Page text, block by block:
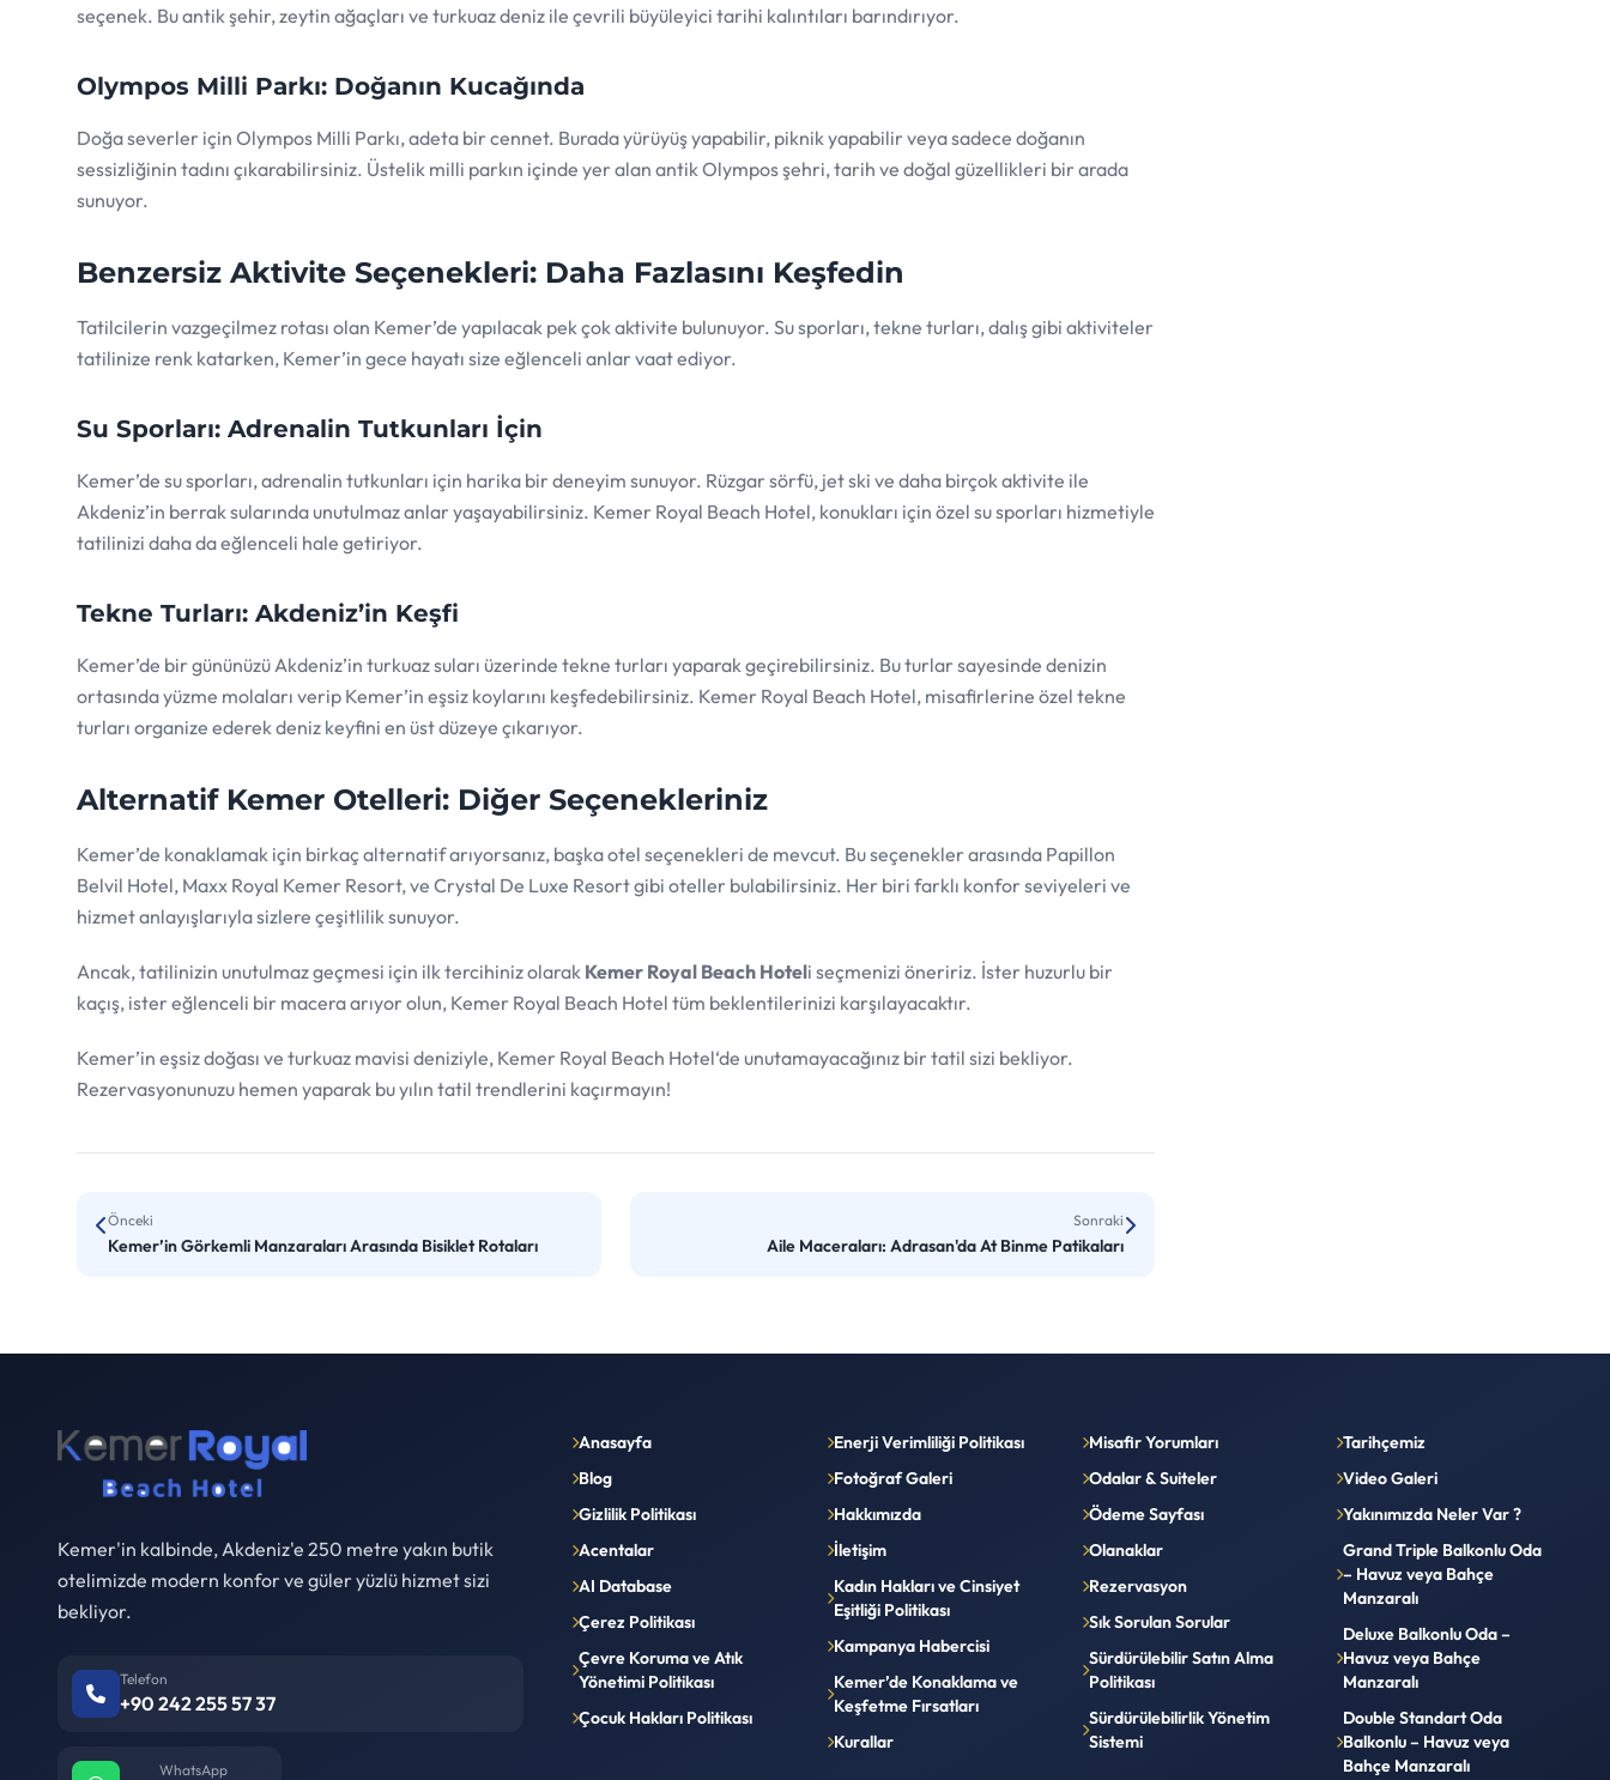
seçenek. Bu antik şehir, zeytin ağaçları ve turkuaz deniz ile çevrili büyüleyici tarihi kalıntıları barındırıyor.
Olympos Milli Parkı: Doğanın Kucağında
Doğa severler için Olympos Milli Parkı, adeta bir cennet. Burada yürüyüş yapabilir, piknik yapabilir veya sadece doğanın
sessizliğinin tadını çıkarabilirsiniz. Üstelik milli parkın içinde yer alan antik Olympos şehri, tarih ve doğal güzellikleri bir arada
sunuyor.
Benzersiz Aktivite Seçenekleri: Daha Fazlasını Keşfedin
Tatilcilerin vazgeçilmez rotası olan Kemer’de yapılacak pek çok aktivite bulunuyor. Su sporları, tekne turları, dalış gibi aktiviteler
tatilinize renk katarken, Kemer’in gece hayatı size eğlenceli anlar vaat ediyor.
Su Sporları: Adrenalin Tutkunları İçin
Kemer’de su sporları, adrenalin tutkunları için harika bir deneyim sunuyor. Rüzgar sörfü, jet ski ve daha birçok aktivite ile
Akdeniz’in berrak sularında unutulmaz anlar yaşayabilirsiniz. Kemer Royal Beach Hotel, konukları için özel su sporları hizmetiyle
tatilinizi daha da eğlenceli hale getiriyor.
Tekne Turları: Akdeniz’in Keşfi
Kemer’de bir gününüzü Akdeniz’in turkuaz suları üzerinde tekne turları yaparak geçirebilirsiniz. Bu turlar sayesinde denizin
ortasında yüzme molaları verip Kemer’in eşsiz koylarını keşfedebilirsiniz. Kemer Royal Beach Hotel, misafirlerine özel tekne
turları organize ederek deniz keyfini en üst düzeye çıkarıyor.
Alternatif Kemer Otelleri: Diğer Seçenekleriniz
Kemer’de konaklamak için birkaç alternatif arıyorsanız, başka otel seçenekleri de mevcut. Bu seçenekler arasında Papillon
Belvil Hotel, Maxx Royal Kemer Resort, ve Crystal De Luxe Resort gibi oteller bulabilirsiniz. Her biri farklı konfor seviyeleri ve
hizmet anlayışlarıyla sizlere çeşitlilik sunuyor.
Ancak, tatilinizin unutulmaz geçmesi için ilk tercihiniz olarak Kemer Royal Beach Hoteli seçmenizi öneririz. İster huzurlu bir
kaçış, ister eğlenceli bir macera arıyor olun, Kemer Royal Beach Hotel tüm beklentilerinizi karşılayacaktır.
Kemer’in eşsiz doğası ve turkuaz mavisi deniziyle, Kemer Royal Beach Hotel‘de unutamayacağınız bir tatil sizi bekliyor.
Rezervasyonunuzu hemen yaparak bu yılın tatil trendlerini kaçırmayın!
Önceki
Kemer’in Görkemli Manzaraları Arasında Bisiklet Rotaları
Sonraki
Aile Maceraları: Adrasan'da At Binme Patikaları
Kemer'in kalbinde, Akdeniz'e 250 metre yakın butik
otelimizde modern konfor ve güler yüzlü hizmet sizi
bekliyor.
Telefon
+90 242 255 57 37
WhatsApp
Anasayfa
Blog
Gizlilik Politikası
Acentalar
AI Database
Çerez Politikası
Çevre Koruma ve Atık
Yönetimi Politikası
Çocuk Hakları Politikası
Enerji Verimliliği Politikası
Fotoğraf Galeri
Hakkımızda
İletişim
Kadın Hakları ve Cinsiyet
Eşitliği Politikası
Kampanya Habercisi
Kemer’de Konaklama ve
Keşfetme Fırsatları
Kurallar
Misafir Yorumları
Odalar & Suiteler
Ödeme Sayfası
Olanaklar
Rezervasyon
Sık Sorulan Sorular
Sürdürülebilir Satın Alma
Politikası
Sürdürülebilirlik Yönetim
Sistemi
Tarihçemiz
Video Galeri
Yakınımızda Neler Var ?
Grand Triple Balkonlu Oda
– Havuz veya Bahçe
Manzaralı
Deluxe Balkonlu Oda –
Havuz veya Bahçe
Manzaralı
Double Standart Oda
Balkonlu – Havuz veya
Bahçe Manzaralı